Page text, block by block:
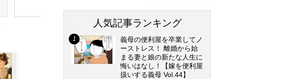
人気記事ランキング
義母の便利屋を卒業してノ
ーストレス！ 離婚から始
まる妻と娘の新たな人生に
悔いはなし！【嫁を便利屋
扱いする義母 Vol.44】